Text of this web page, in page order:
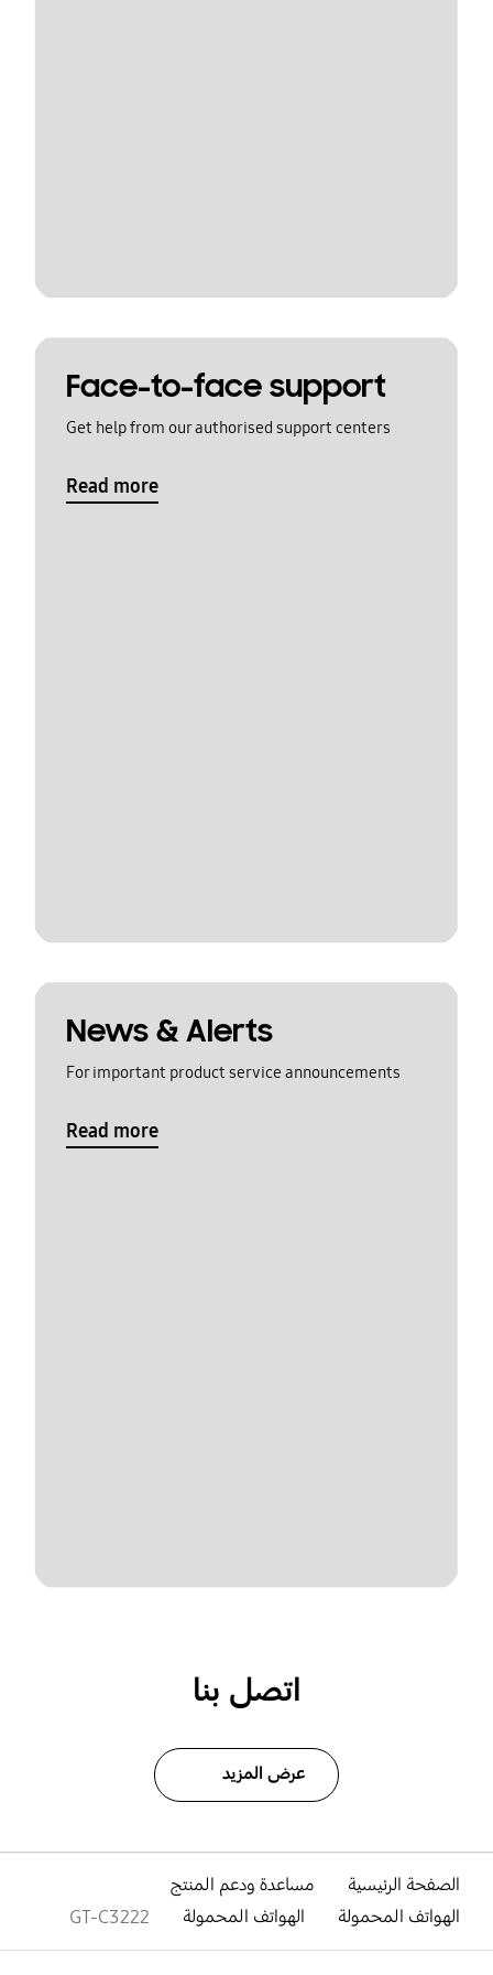
Face-to-face support
Get help from our authorised support centers
Read more
News & Alerts
For important product service announcements
Read more
اتصل بنا
عرض المزيد
الصفحة الرئيسية
مساعدة ودعم المنتج
الهواتف المحمولة
الهواتف المحمولة GT-C3222